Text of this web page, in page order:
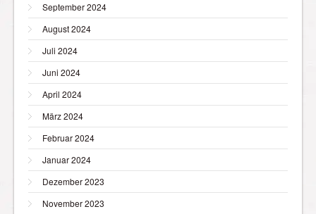
September 2024
August 2024
Juli 2024
Juni 2024
April 2024
März 2024
Februar 2024
Januar 2024
Dezember 2023
November 2023